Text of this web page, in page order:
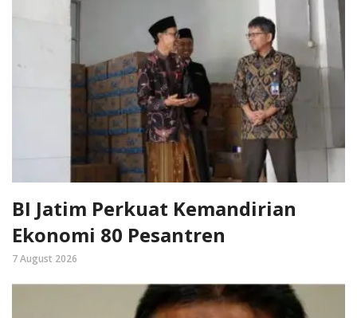
BI Jatim Perkuat Kemandirian
Ekonomi 80 Pesantren
7 August 2026